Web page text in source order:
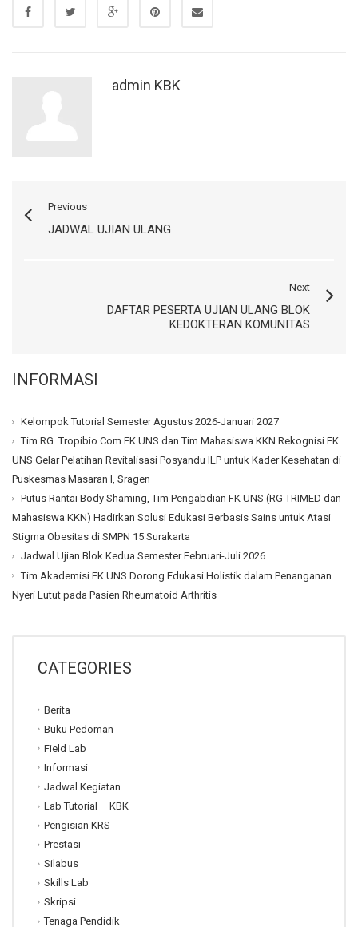
admin KBK
Previous
JADWAL UJIAN ULANG
Next
DAFTAR PESERTA UJIAN ULANG BLOK
KEDOKTERAN KOMUNITAS
INFORMASI
Kelompok Tutorial Semester Agustus 2026-Januari 2027
Tim RG. Tropibio.Com FK UNS dan Tim Mahasiswa KKN Rekognisi FK
UNS Gelar Pelatihan Revitalisasi Posyandu ILP untuk Kader Kesehatan di
Puskesmas Masaran I, Sragen
Putus Rantai Body Shaming, Tim Pengabdian FK UNS (RG TRIMED dan
Mahasiswa KKN) Hadirkan Solusi Edukasi Berbasis Sains untuk Atasi
Stigma Obesitas di SMPN 15 Surakarta
Jadwal Ujian Blok Kedua Semester Februari-Juli 2026
Tim Akademisi FK UNS Dorong Edukasi Holistik dalam Penanganan
Nyeri Lutut pada Pasien Rheumatoid Arthritis
CATEGORIES
Berita
Buku Pedoman
Field Lab
Informasi
Jadwal Kegiatan
Lab Tutorial – KBK
Pengisian KRS
Prestasi
Silabus
Skills Lab
Skripsi
Tenaga Pendidik